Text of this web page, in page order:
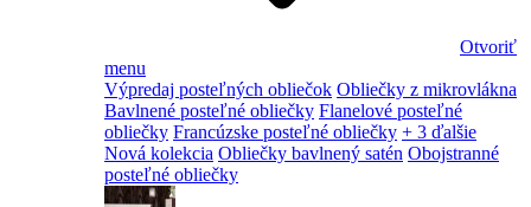
Otvoriť
menu
Výpredaj posteľných obliečok Obliečky z mikrovlákna
Bavlnené posteľné obliečky Flanelové posteľné
obliečky Francúzske posteľné obliečky + 3 ďalšie
Nová kolekcia Obliečky bavlnený satén Obojstranné
posteľné obliečky